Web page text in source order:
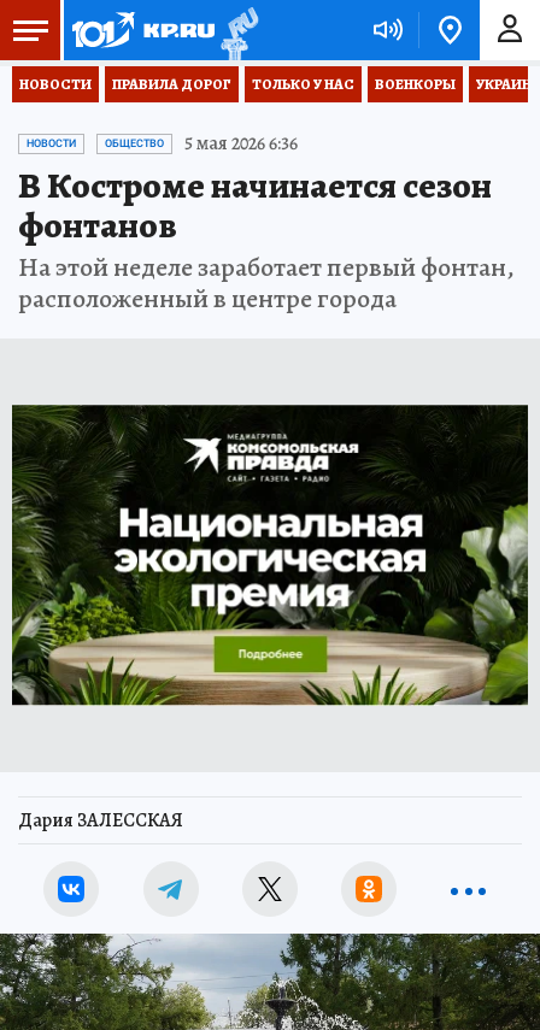
НОВОСТИ ПРАВИЛА ДОРОГ ТОЛЬКО У НАС ВОЕНКОРЫ
НОВОСТИ ОБЩЕСТВО 5 мая 2026 6:36
В Костроме начинается сезон
фонтанов
На этой неделе заработает первый фонтан,
расположенный в центре города
Дария ЗАЛЕССКАЯ